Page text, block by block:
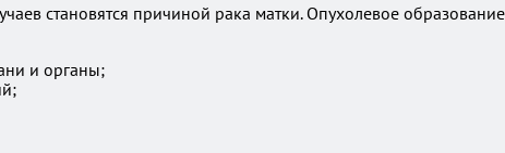
становятся причиной рака матки. Опухолевое
и органы;